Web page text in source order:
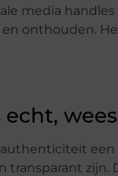
media
onthouden.
zijn.